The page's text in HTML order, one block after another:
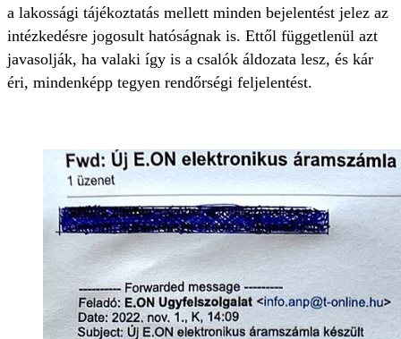
a lakossági tájékoztatás mellett minden bejelentést jelez az
intézkedésre jogosult hatóságnak is. Ettől függetlenül azt
javasolják, ha valaki így is a csalók áldozata lesz, és kár
éri, mindenképp tegyen rendőrségi feljelentést.